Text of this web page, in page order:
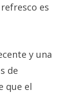
es
y una
de
que el